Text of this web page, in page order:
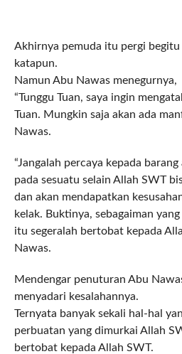
Akhirnya pemuda itu pergi begitu
katapun.
Namun Abu Nawas menegurnya,
“Tunggu Tuan, saya ingin
Tuan. Mungkin saja akan ada
Nawas.
“Jangalah percaya kepada
pada sesuatu selain Allah SWT
dan akan mendapatkan
kelak. Buktinya, sebagaiman
itu segeralah bertobat kepada
Nawas.
Mendengar penuturan Abu
menyadari kesalahannya.
Ternyata banyak sekali hal-hal
perbuatan yang dimurkai Allah
bertobat kepada Allah SWT.